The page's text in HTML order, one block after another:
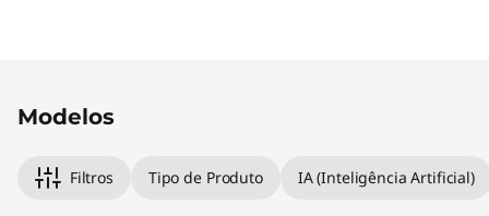
Modelos
Filtros Tipo de Produto IA (Inteligência Artificial)